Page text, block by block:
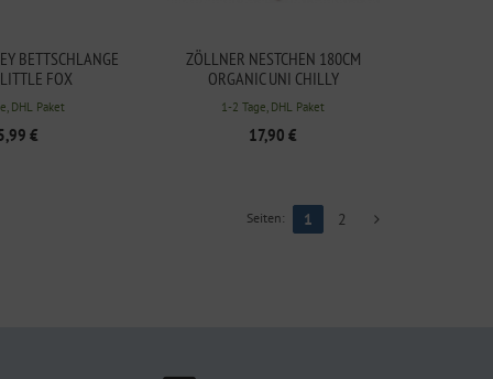
BETTSCHLANGE
FOX
DHL Paket
€
ZÖLLNER NESTCHEN 180CM
ORGANIC UNI CHILLY
1-2 Tage, DHL Paket
17,90 €
Seiten: 1 2